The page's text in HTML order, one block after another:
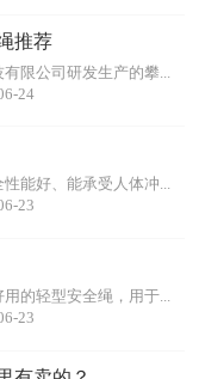
推荐
限公司研发生产的攀...
24
能好、能承受人体冲...
23
的轻型安全绳，用于...
23